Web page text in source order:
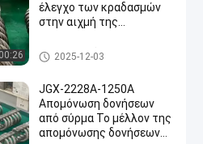
00:26
έλεγχο των κραδασμών
στην αιχμή της
Άμυνας και της
Βιομηχανικής
Μονωτής δόνησης σχοινιών
καλωδίων
2025-12-03
JGX-2228A-1250A
Απομόνωση δονήσεων
από σύρμα Το μέλλον της
απομόνωσης δονήσεων